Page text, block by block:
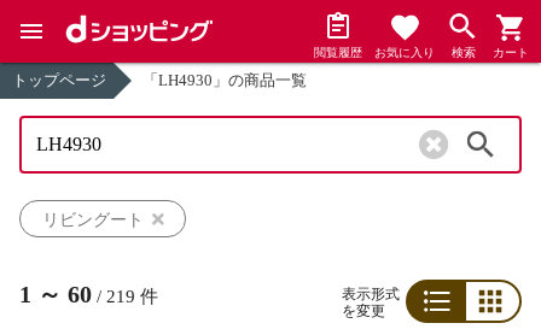
閲覧履歴 お気に入り 検索 カート
トップページ 「LH4930」の商品一覧
リビングート
1 ～ 60 / 219 件
表示形式
を変更